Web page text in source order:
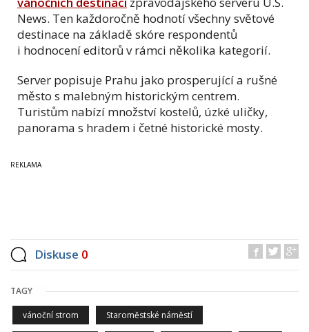
News. Ten každoročně hodnotí všechny světové
destinace na základě skóre respondentů
i hodnocení editorů v rámci několika kategorií.
Server popisuje Prahu jako prosperující a rušné
město s malebným historickým centrem.
Turistům nabízí množství kostelů, úzké uličky,
panorama s hradem i četné historické mosty.
Diskuse 0
TAGY
vánoční strom Staroměstské náměstí